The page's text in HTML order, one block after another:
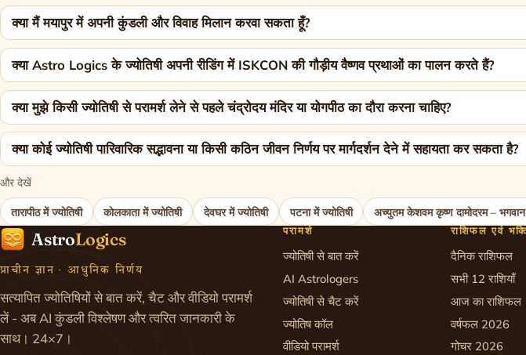
क्या मैं मयापुर में अपनी कुंडली और विवाह मिलान करवा सकता हूँ?
क्या Astro Logics के ज्योतिषी अपनी रीडिंग में ISKCON की गौड़ीय वैष्णव प्रथाओं का पालन करते हैं?
क्या मुझे किसी ज्योतिषी से परामर्श लेने से पहले चंद्रोदय मंदिर या योगपीठ का दौरा करना चाहिए?
क्या कोई ज्योतिषी पारिवारिक सद्भावना या किसी कठिन जीवन निर्णय पर मार्गदर्शन देने में सहायता कर सकता है?
और देखें
तारापीठ में ज्योतिषी कोलकाता में ज्योतिषी देवघर में ज्योतिषी पटना में ज्योतिषी अच्युतम केशवम कृष्ण दामोदरम –
AstroLogics
प्राचीन ज्ञान · आधुनिक निर्णय
सत्यापित ज्योतिषियों से बात करें, चैट और वीडियो परामर्श
लें - अब AI कुंडली विश्लेषण और त्वरित जानकारी के
साथ। 24×7।
परामर्श
ज्योतिषी से बात करें
AI Astrologers
ज्योतिषी से चैट करें
ज्योतिष कॉल
वीडियो परामर्श
राशिफल एवं
दैनिक राशिफल
सभी 12 राशियाँ
आज का राशिफल
वर्षफल 2026
गोचर 2026